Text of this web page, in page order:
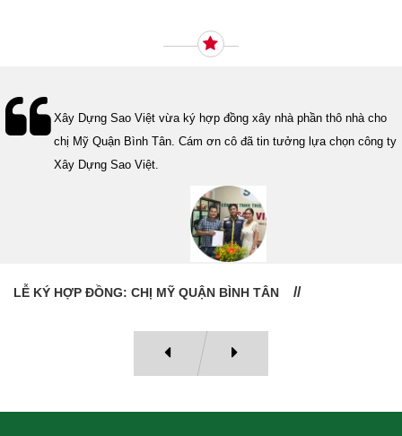
Lễ bàn giao nhà cho gia đình Cô Vân quận 11. Cám ơn anh Tính
đã tin tưởng, lựa chọn công ty Xây Dựng Sao Việt.
LỄ BÀN GIAO NHÀ: CÔ VÂN QUẬN 11